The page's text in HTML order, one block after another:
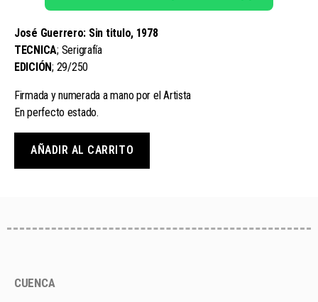
José Guerrero: Sin titulo, 1978
TECNICA; Serigrafía
EDICIÓN; 29/250
Firmada y numerada a mano por el Artista
En perfecto estado.
AÑADIR AL CARRITO
CUENCA